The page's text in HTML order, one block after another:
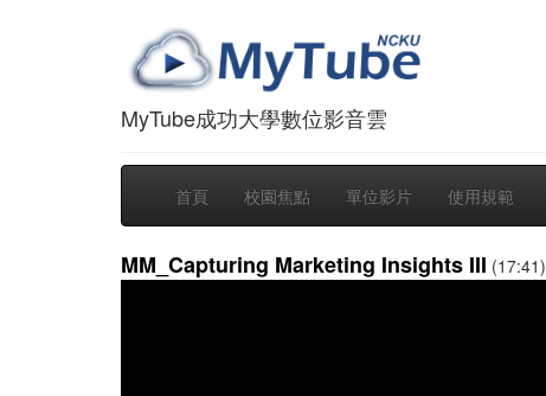
MyTube成功大學數位影音雲
首頁 校園焦點 單位影片 使用規範
MM_Capturing Marketing Insights III (17:41)